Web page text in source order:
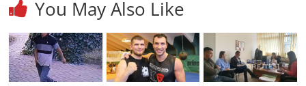
You May Also Like